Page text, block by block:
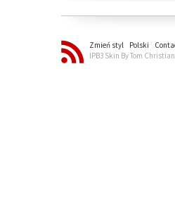
Zmień styl Polski
IPB3 Skin By Tom